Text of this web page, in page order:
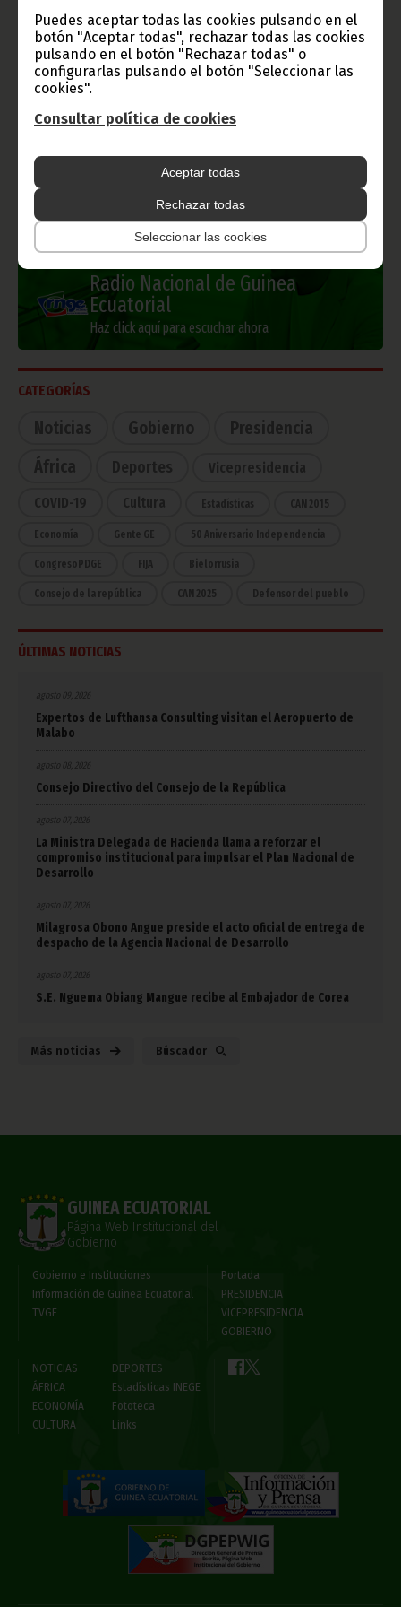
Puedes aceptar todas las cookies pulsando en el
botón "Aceptar todas", rechazar todas las cookies
pulsando en el botón "Rechazar todas" o
configurarlas pulsando el botón "Seleccionar las
cookies".
Consultar política de cookies
Aceptar todas
Rechazar todas
Seleccionar las cookies
Gobierno e Instituciones
Información de Guinea Ecuatorial
Radio Nacional de Guinea
Ecuatorial
Haz click aquí para escuchar ahora
CATEGORÍAS
Noticias Gobierno
Presidencia
África
Deportes Vicepresidencia
COVID-19 Cultura Estadísticas CAN 2015
Economía Gente GE 50 Aniversario Independencia
CongresoPDGE FIJA Bielorrusia
Consejo de la república CAN 2025 Defensor del pueblo
ÚLTIMAS NOTICIAS
agosto 09, 2026
Expertos de Lufthansa Consulting visitan el Aeropuerto de
Malabo
agosto 08, 2026
Consejo Directivo del Consejo de la República
agosto 07, 2026
La Ministra Delegada de Hacienda llama a reforzar el
compromiso institucional para impulsar el Plan Nacional de
Desarrollo
agosto 07, 2026
Milagrosa Obono Angue preside el acto oficial de entrega de
despacho de la Agencia Nacional de Desarrollo
agosto 07, 2026
S.E. Nguema Obiang Mangue recibe al Embajador de Corea
Más noticias Búscador
GUINEA ECUATORIAL
Página Web Institucional del
Gobierno
Gobierno e Instituciones
Información de Guinea Ecuatorial
TVGE
Portada
PRESIDENCIA
VICEPRESIDENCIA
GOBIERNO
NOTICIAS
ÁFRICA
ECONOMÍA
CULTURA
DEPORTES
Estadísticas INEGE
Fototeca
Links